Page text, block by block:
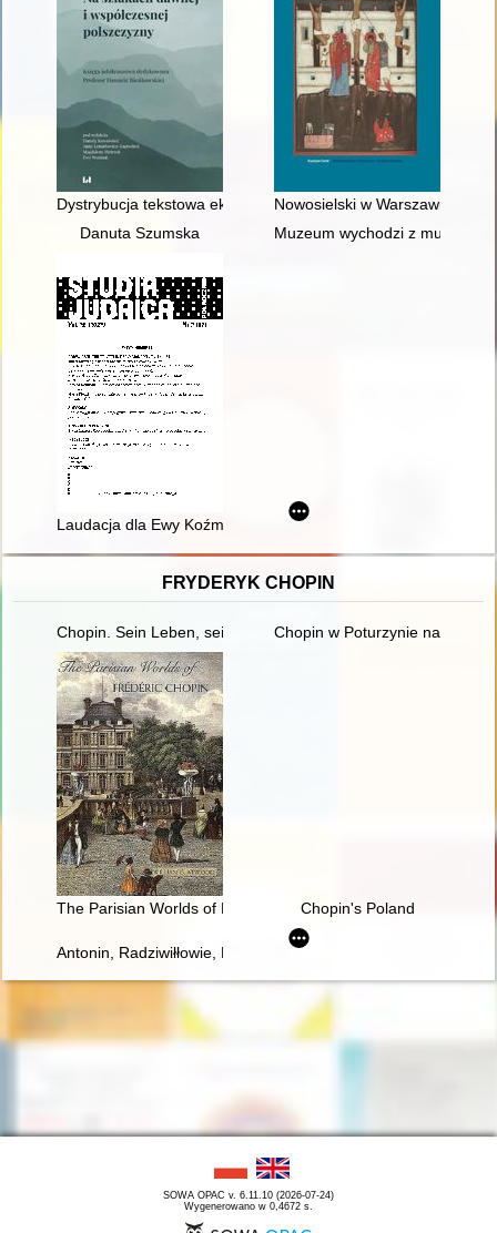
Dystrybucja tekstowa ekwiwalentów łac. massa, gr. furaya
Nowosielski w Warszawie i na
Danuta Szumska
Muzeum wychodzi z murów,
Laudacja dla Ewy Koźmińskiej-Frejlak za książkę "Po
FRYDERYK CHOPIN
Chopin. Sein Leben, sein Werk, seine ZeitChopin w Poturzynie na Ziemi
The Parisian Worlds of Frédéric ChopinChopin's Poland
Antonin, Radziwiłłowie, Fryderyk Chopin [1810-1849]
SOWA OPAC v. 6.11.10 (2026-07-24)
Wygenerowano w 0,4672 s.